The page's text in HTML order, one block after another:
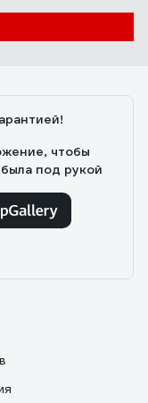
чтобы
под рукой